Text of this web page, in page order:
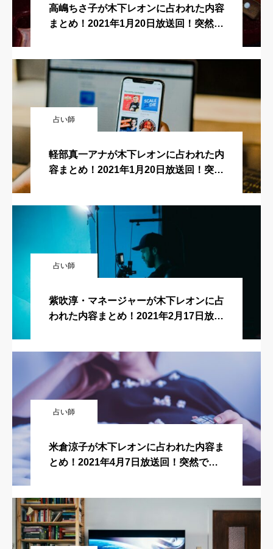
高嶋ちさ子が木下レオンに占われた内容
まとめ！2021年1月20日放送回！突然で
占い師
軽部真一アナが木下レオンに占われた内
容まとめ！2021年1月20日放送回！突然
占い師
紫吹淳・マネージャーが木下レオンに占
われた内容まとめ！2021年2月17日放送
占い師
米倉涼子が木下レオンに占われた内容ま
とめ！2021年4月7日放送回！突然です